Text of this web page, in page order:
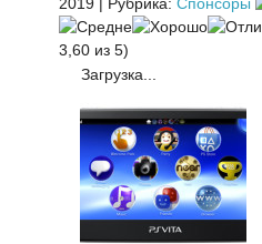
3,60 из 5)
Загрузка...